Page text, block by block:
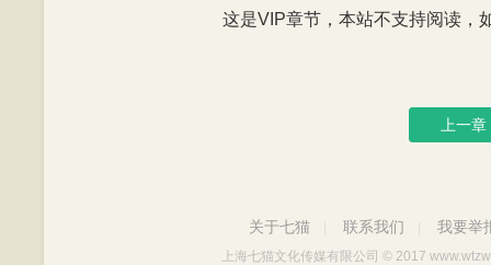
这是VIP章节，本站不支持阅读，
上一章
关于七猫 联系我们 我要举
上海七猫文化传媒有限公司 © 2017